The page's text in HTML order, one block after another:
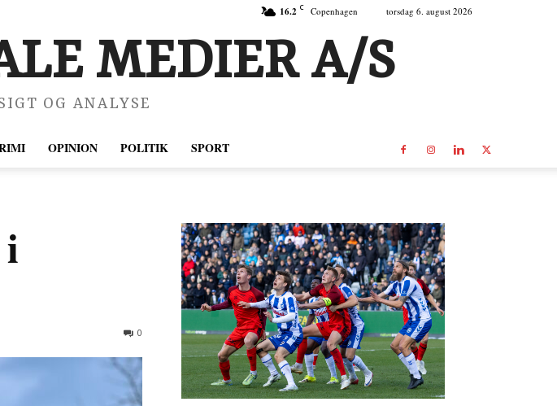
16.2 C Copenhagen torsdag 6. august 2026
MEDIER A/S
OG ANALYSE
OPINION POLITIK SPORT
0